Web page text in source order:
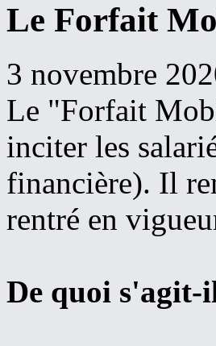
Le Forfait
3 novembre
Le "Forfait
inciter les
financière). Il
rentré en
De quoi s'agit-